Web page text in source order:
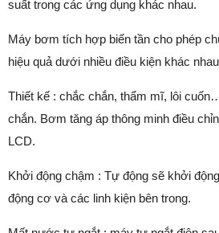
suất trong các ứng dụng khác nhau.
Máy bơm tích hợp biến tần cho phép
hiệu quả dưới nhiều điều kiện khác
Thiết kế : chắc chắn, thẩm mĩ, lôi
chắn. Bơm tăng áp thông minh điều
LCD.
Khởi động chậm : Tự động sẽ khởi
động cơ và các linh kiện bên trong.